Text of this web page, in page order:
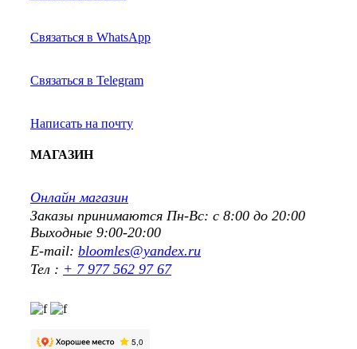
Связаться в WhatsApp
Связаться в Telegram
Написать на почту
МАГАЗИН
Онлайн магазин
Заказы принимаются Пн-Вс: с 8:00 до 20:00
Выходные 9:00-20:00
E-mail: bloomles@yandex.ru
Тел : + 7 977 562 97 67